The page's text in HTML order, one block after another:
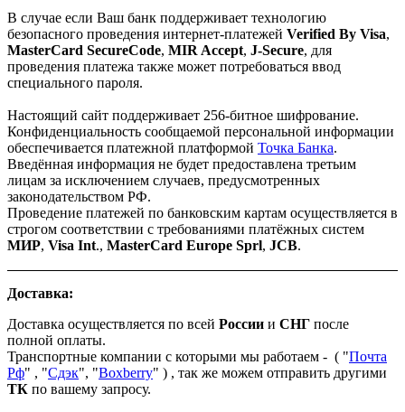
В случае если Ваш банк поддерживает технологию
безопасного проведения интернет-платежей Verified By Visa,
MasterCard SecureCode, MIR Accept, J-Secure, для
проведения платежа также может потребоваться ввод
специального пароля.
Настоящий сайт поддерживает 256-битное шифрование.
Конфиденциальность сообщаемой персональной информации
обеспечивается платежной платформой Точка Банка.
Введённая информация не будет предоставлена третьим
лицам за исключением случаев, предусмотренных
законодательством РФ.
Проведение платежей по банковским картам осуществляется в
строгом соответствии с требованиями платёжных систем
МИР, Visa Int., MasterCard Europe Sprl, JCB.
Доставка:
Доставка осуществляется по всей России и СНГ после
полной оплаты.
Транспортные компании с которыми мы работаем - ( "Почта
Рф" , "Сдэк", "Boxberry" ) , так же можем отправить другими
ТК по вашему запросу.